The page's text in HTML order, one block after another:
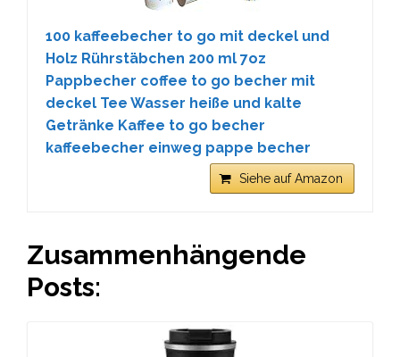
100 kaffeebecher to go mit deckel und
Holz Rührstäbchen 200 ml 7oz
Pappbecher coffee to go becher mit
deckel Tee Wasser heiße und kalte
Getränke Kaffee to go becher
kaffeebecher einweg pappe becher
Siehe auf Amazon
Zusammenhängende
Posts: